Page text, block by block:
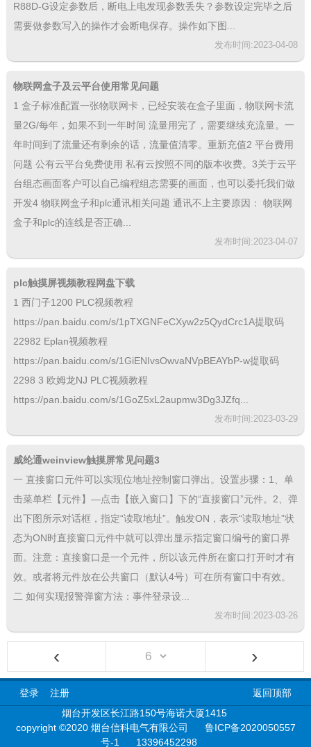
R88D-G设定参数后，断电上电发现参数丢失？参数设定完毕之后
需要做参数写入的操作才会断电保存。操作如下图...
发布时间:2023-04-08
物联网盒子及云平台使用常见问题
1 盒子标准配置一张物联网卡，已经安装在盒子里面，物联网卡流
量2G/每年，如果不到一年时间 流量用完了，需要继续充流量。一
年时间到了流量还有剩余的话，流量值清零。重新充值2 平台费用
问题 公有云平台免费使用 私有云按照不同的版本收费。3关于云平
台组态画面客户可以自己编程组态需要的画面，也可以委托我们做
开发4 物联网盒子和plc通讯相关问题 通讯不上主要原因： 物联网
盒子和plc的连线是否正确...
发布时间:2023-04-07
plc触摸屏视频教程网盘下载
1 西门子1200 PLC视频教程
https://pan.baidu.com/s/1pTXGNFeCXyw2z5QydCrc1A提取码
22982 Eplan视频教程
https://pan.baidu.com/s/1GiENIvsOwvaNVpBEAYbP-w提取码
2298 3 欧姆龙NJ PLC视频教程
https://pan.baidu.com/s/1GoZ5xL2aupmw3Dg3JZfq...
发布时间:2023-03-29
威纶通weinview触摸屏常见问题3
一 直接窗口元件可以实现位地址控制窗口弹出。设置步骤：1、单
击菜单栏【元件】—点击【嵌入窗口】下的“直接窗口”元件。2、弹
出下图所示对话框，指定“读取地址”。触发ON，表示“读取地址”状
态为ON时直接窗口元件中就可以弹出显示指定窗口编号的窗口界
面。注意：直接窗口是一个元件，所以该元件所在窗口打开时才有
效。或者将元件放在公共窗口（默认4号）可在所有窗口中有效。
二 如何实现报警弹窗方法：事件登录设...
发布时间:2023-03-26
‹ ›
登录 注册
返回顶部
烟台开发区长江路150号海诺大厦1415
copyright ©2020 烟台信科电气有限公司
鲁ICP备2020050557
号-1
13396452298